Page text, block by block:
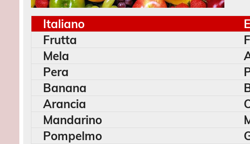
Italiano
Frutta
Mela
Pera
Banana
Arancia
Mandarino
Pompelmo